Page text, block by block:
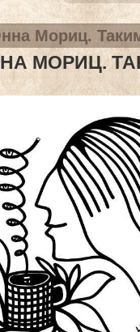
Мориц.
МОРИЦ.